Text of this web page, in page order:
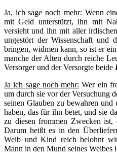
Ja, ich sage noch mehr: Wenn
mit Geld unterstützt, ihn mit
versieht und ihn mit aller
ungestört der Wissenschaft und
bringen, widmen kann, so ist er ein
manche der Alten durch reiche
Versorger und der Versorgte beide
Ja ich sage noch mehr: Wer ein
um durch sie vor der Versuchung
seinen Glauben zu bewahren
haben, das für ihn betet, und sie
zu diesen frommen Zwecken ist,
Darum heißt es in den
Weib und Kind reich belohnt
Mann in den Mund seines Weibes